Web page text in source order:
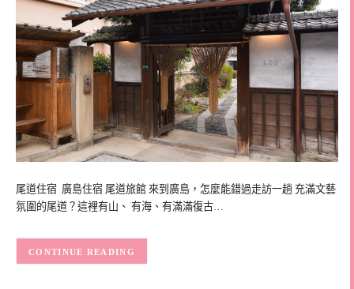
尾道住宿 廣島住宿 尾道旅館 來到廣島，怎麼能錯過走訪一趟 充滿文藝
氛圍的尾道？這裡有山、 有海、有滿滿復古…
CONTINUE READING